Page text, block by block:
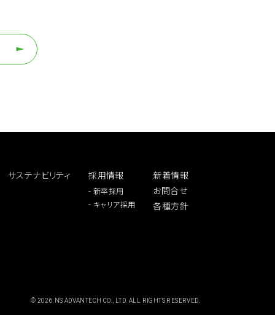
サステナビリティ
採用情報
- 新卒採用
- キャリア採用
新着情報
お問合せ
各種方針
© 2026 NS ADVANTECH CO., LTD. ALL RIGHTS RESERVED.